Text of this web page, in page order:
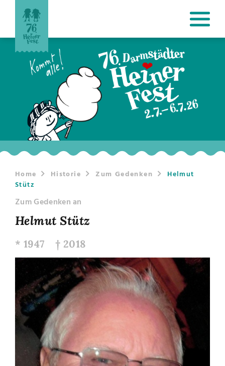
Home Historie Zum Gedenken
Helmut
Stütz
Zum Gedenken an
Helmut Stütz
* 1947 † 2018